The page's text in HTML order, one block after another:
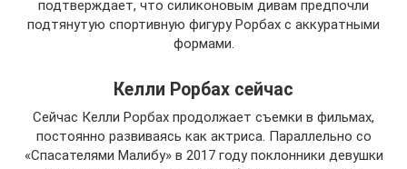
подтверждает, что силиконовым дивам предпочли
подтянутую спортивную фигуру Рорбах с аккуратными
формами.
Келли Рорбах сейчас
Сейчас Келли Рорбах продолжает съемки в фильмах,
постоянно развиваясь как актриса. Параллельно со
«Спасателями Малибу» в 2017 году поклонники девушки